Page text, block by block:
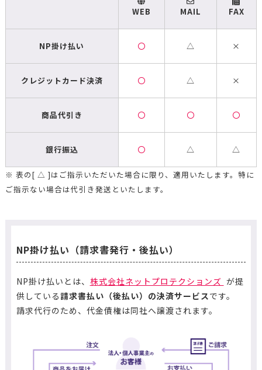
WEB MAIL FAX
NP掛け払い 〇 △ ×
クレジットカード決済 〇 △ ×
商品代引き 〇 〇 〇
銀行振込 〇 △ △
※ 表の[ △ ]はご指示いただいた場合に限り、適用いたします。特に
ご指示ない場合は代引き発送といたします。
NP掛け払い（請求書発行・後払い）
NP掛け払いとは、 株式会社ネットプロテクションズ が提
供している請求書払い（後払い）の決済サービスです。
請求代行のため、代金債権は同社へ譲渡されます。